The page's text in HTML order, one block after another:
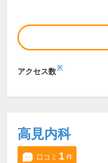
アクセス数※
高見内科
口コミ 1件